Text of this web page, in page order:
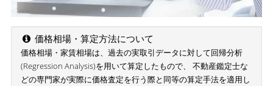
価格相場・算定方法について
価格相場・家賃相場は、過去の実取引データに対して回帰分析
(Regression Analysis)を用いて算定したもので、 不動産鑑定士な
どの専門家が実際に価格査定を行う際と同等の算定手法を適用し